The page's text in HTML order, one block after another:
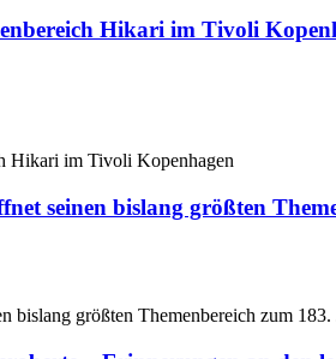
Hikari im Tivoli
seinen bislang größten